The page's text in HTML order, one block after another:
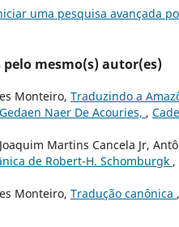
uma pesquisa avançada
mesmo(s) autor(es)
Monteiro, Traduzindo a
Naer De Acouries, ,
Martins Cancela Jr,
de Robert-H. Schomburgk ,
Monteiro, Tradução canônica ,